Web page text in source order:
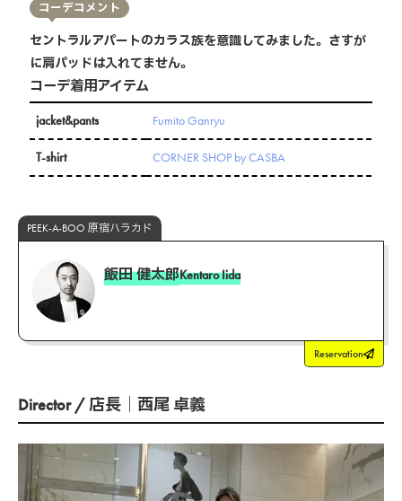
コーデコメント
セントラルアパートのカラス族を意識してみました。さすが
に肩パッドは入れてません。
コーデ着用アイテム
jacket&pants Fumito Ganryu
T-shirt CORNER SHOP by CASBA
PEEK-A-BOO 原宿ハラカド
飯田 健太郎Kentaro Iida
Reservation
Director / 店長｜西尾 卓義